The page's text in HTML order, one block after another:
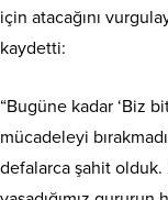
için atacağını
kaydetti:
“Bugüne kadar ‘Biz
mücadeleyi
defalarca şahit olduk.